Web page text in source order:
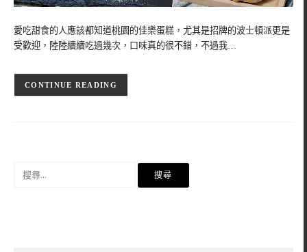
愛吃甜食的人應該都知道桃園的佳樂蛋糕，尤其是招牌的波士頓派更是
受歡迎，陸陸續續吃過幾次，口味真的很不錯，不過我…
CONTINUE READING